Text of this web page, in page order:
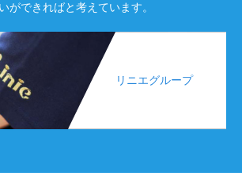
ができればと考えています。
リニエグループ